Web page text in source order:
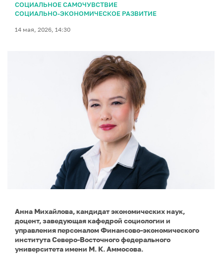
СОЦИАЛЬНОЕ САМОЧУВСТВИЕ
СОЦИАЛЬНО-ЭКОНОМИЧЕСКОЕ РАЗВИТИЕ
14 мая, 2026, 14:30
Анна Михайлова, кандидат экономических наук,
доцент, заведующая кафедрой социологии и
управления персоналом Финансово-экономического
института Северо-Восточного федерального
университета имени М. К. Аммосова.